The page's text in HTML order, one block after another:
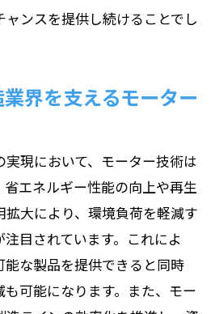
もたらす産業の変革
型化が生む新たなビジネス
産業応用の拡大
な生産システムを支えるモ
ターの最前線技術
ンスを提供し続けることでし
界を支えるモーター
現において、モーター技術は
エネルギー性能の向上や再生
大により、環境負荷を軽減す
目されています。これによ
能な製品を提供できると同時
可能になります。また、モー